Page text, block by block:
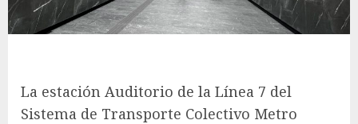
La estación Auditorio de la Línea 7 del
Sistema de Transporte Colectivo Metro